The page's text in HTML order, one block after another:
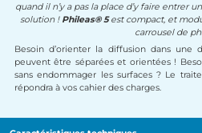
quand il n’y a pas la place d’y faire entrer
solution ! Phileas® 5est compact, et
carrousel de
Besoin d’orienter la diffusion dans une
peuvent être séparées et orientées !
sans endommager les surfaces ? Le
répondra à vos cahier des charges.